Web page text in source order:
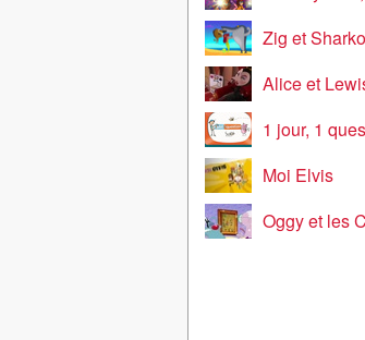
Zig et Sharko
Alice et
1 jour, 1
Moi Elvis
Oggy et les